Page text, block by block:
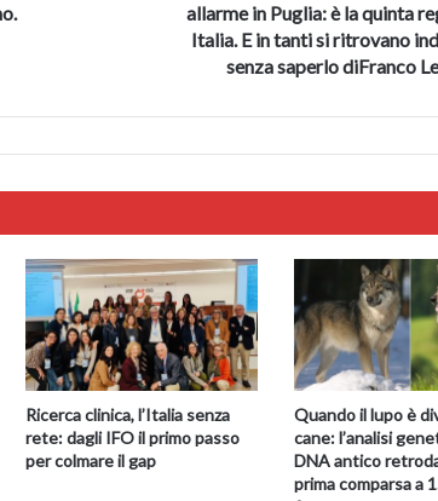
quinta
in
tanti
ritrovano
indebitati
senza
saperlo
diFranco
Lella
allarme in Puglia: è la quinta
Italia. E in tanti si ritrovano
senza saperlo diFranco
Ricerca clinica, l’Italia senza
rete: dagli IFO il primo passo
per colmare il gap
Quando il lupo è
cane: l’analisi
DNA antico
prima comparsa a